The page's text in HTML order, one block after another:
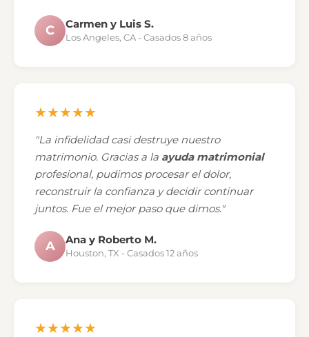
C Carmen y Luis S.
Los Angeles, CA - Casados 8 años
★★★★★
"La infidelidad casi destruye nuestro
matrimonio. Gracias a la ayuda matrimonial
profesional, pudimos procesar el dolor,
reconstruir la confianza y decidir continuar
juntos. Fue el mejor paso que dimos."
A Ana y Roberto M.
Houston, TX - Casados 12 años
★★★★★